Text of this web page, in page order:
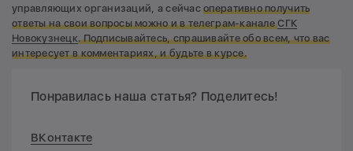
управляющих организаций, а сейчасоперативно получить
ответы на свои вопросы можно и в телеграм-каналеСГК
Новокузнецк. Подписывайтесь, спрашивайте обо всем, что вас
интересует в комментариях, и будьте в курсе.
Понравилась наша статья? Поделитесь!
ВКонтакте